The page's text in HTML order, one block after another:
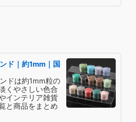
ド｜約1mm｜国
ドは約1mm粒の
くやさしい色合
インテリア雑貨
と商品をまとめ